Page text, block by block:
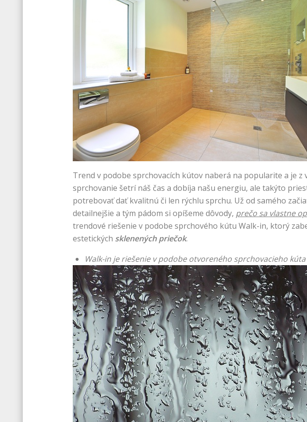
Trend v podobe sprchovacích kútov naberá na popularite a je
sprchovanie šetrí náš čas a dobíja našu energiu, ale takýto
potrebovať dať kvalitnú či len rýchlu sprchu. Už od samého
detailnejšie a tým pádom si opíšeme dôvody, prečo sa vlastne
trendové riešenie v podobe sprchového kútu Walk-in, ktorý
estetických sklenených priečok.
Walk-in je riešenie v podobe otvoreného sprchovacieho